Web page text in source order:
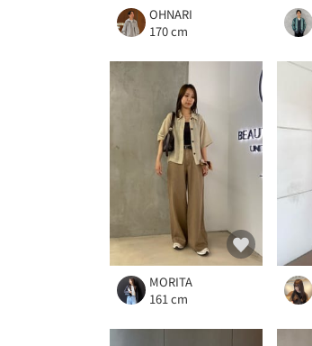
OHNARI
170 cm
MORITA
161 cm